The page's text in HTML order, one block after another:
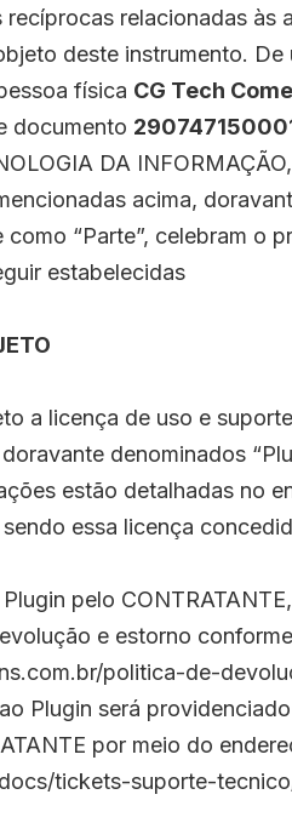
relacionadas às
deste instrumento. De
física CG Tech
documento
DA
acima,
“Parte”, celebram o
estabelecidas
a licença de uso e
denominados
estão detalhadas no
sendo essa licença
pelo
e estorno
politica-de-
Plugin será
por meio do
tickets-suporte-